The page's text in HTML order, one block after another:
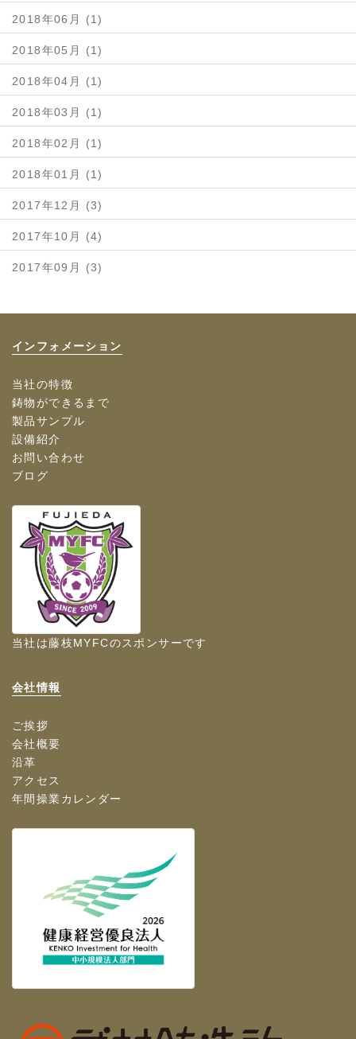
2018年06月 (1)
2018年05月 (1)
2018年04月 (1)
2018年03月 (1)
2018年02月 (1)
2018年01月 (1)
2017年12月 (3)
2017年10月 (4)
2017年09月 (3)
インフォメーション
当社の特徴
鋳物ができるまで
製品サンプル
設備紹介
お問い合わせ
ブログ
当社は藤枝MYFCのスポンサーです
会社情報
ご挨拶
会社概要
沿革
アクセス
年間操業カレンダー